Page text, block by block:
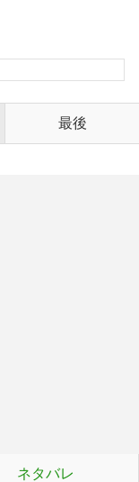
最後
ネタバレ